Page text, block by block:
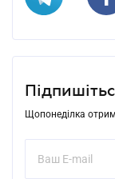
Щопонеділка